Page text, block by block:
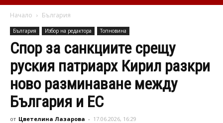
Начало България
България Избор на редактора Топновина
Спор за санкциите срещу
руския патриарх Кирил разкри
ново разминаване между
България и ЕС
от Цветелина Лазарова - 17.06.2026, 16:29